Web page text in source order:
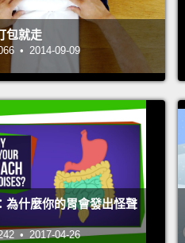
包就走
• 2014-09-09
為什麼你的胃會發出怪聲
• 2017-04-26